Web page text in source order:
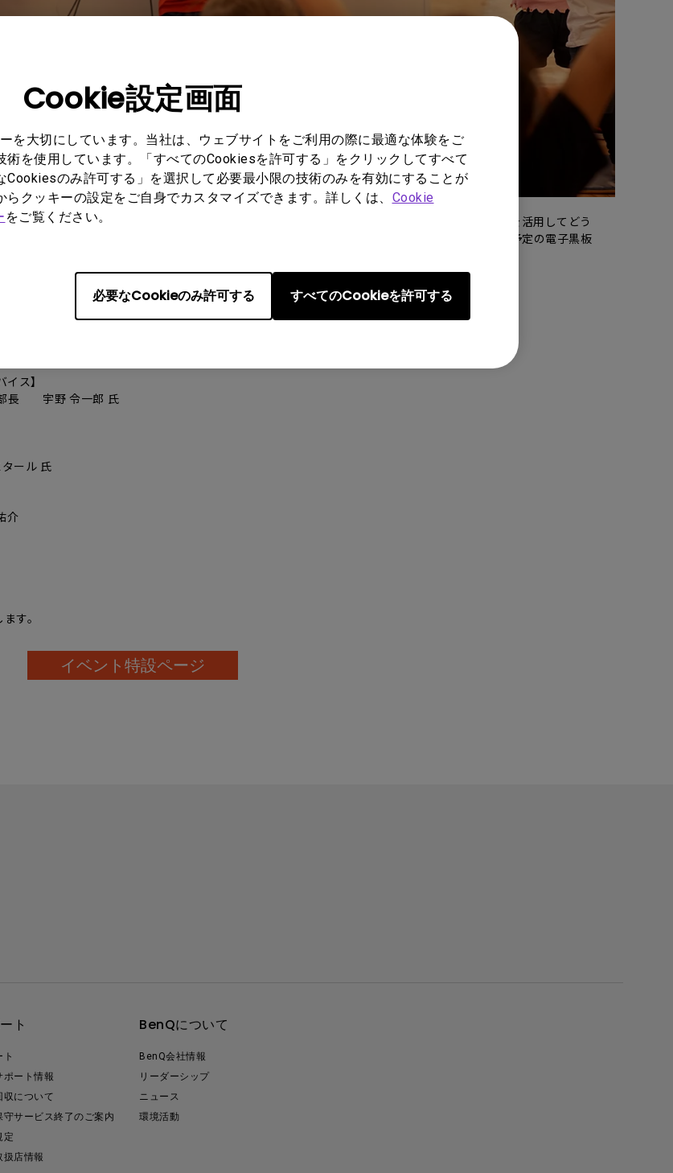
Cookie設定画面
を大切にしています。当社は、ウェブサイトをご利用の際に最適な体験をご
を使用しています。「すべてのCookiesを許可する」をクリックしてすべて
Cookiesのみ許可する」を選択して必要最小限の技術のみを有効にすることが
クッキーの設定をご自身でカスタマイズできます。詳しくは、 Cookie
をご覧ください。
必要なCookieのみ許可する すべてのCookieを許可する
）は、2022年 11月 8日（火）に、インターナショナルスクールにおける ICT 活用事例や ICT を活用してどう
ーナショナルスクール 文京キャンパス（東京都文京区）にて開催します。会場では、11月発売予定の電子黒板
パス （東京都文京区本駒込6-18-23）
ス】
部長 宇野 令一郎 氏
ール 氏
介
す。
イベント特設ページ
ト
ト
ポート情報
収について
守サービス終了のご案内
定
扱店情報
BenQについて
BenQ会社情報
リーダーシップ
ニュース
環境活動